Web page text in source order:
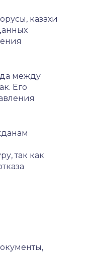
казахи
между
Его
так как